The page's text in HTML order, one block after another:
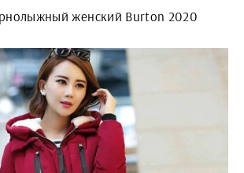
женский Burton 2020